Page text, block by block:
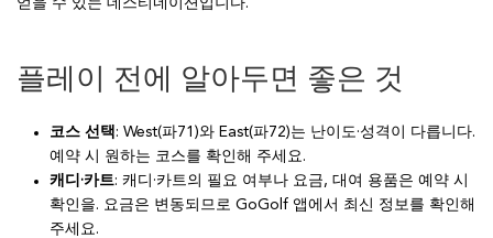
플레이 전에 알아두면 좋은 것
코스 선택 : West(파71)와 East(파72)는 난이도·성격이 다릅니다.
예약 시 원하는 코스를 확인해 주세요.
캐디·카트: 캐디·카트의 필요 여부나 요금, 대여 용품은 예약 시
확인을. 요금은 변동되므로 GoGolf 앱에서 최신 정보를 확인해
주세요.